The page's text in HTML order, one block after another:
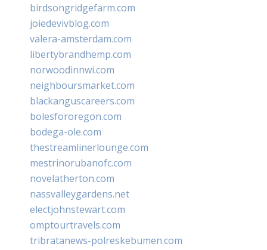
birdsongridgefarm.com
joiedevivblog.com
valera-amsterdam.com
libertybrandhemp.com
norwoodinnwi.com
neighboursmarket.com
blackanguscareers.com
bolesfororegon.com
bodega-ole.com
thestreamlinerlounge.com
mestrinorubanofc.com
novelatherton.com
nassvalleygardens.net
electjohnstewart.com
omptourtravels.com
tribratanews-polreskebumen.com